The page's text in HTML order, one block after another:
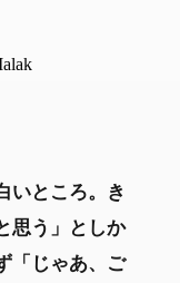
いところ。き
思う」としか
「じゃあ、ご